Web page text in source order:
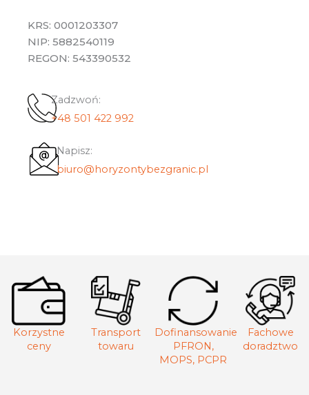
KRS: 0001203307
NIP: 5882540119
REGON: 543390532
Zadzwoń:
+48 501 422 992
Napisz:
biuro@horyzontybezgranic.pl
Korzystne
ceny
Transport
towaru
Dofinansowanie
PFRON,
MOPS, PCPR
Fachowe
doradztwo